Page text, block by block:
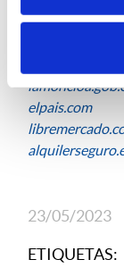
elpais.com
23/05/2023
ETIQUETAS: